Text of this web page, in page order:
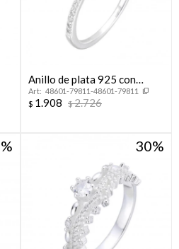
Anillo de plata 925 con
circonias.
48601-79811-48601-79811
$ 1.908 $2.726
30